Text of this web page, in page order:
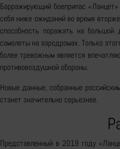
Барражирующий боеприпас
себя ниже ожиданий во время
способность поражать на
самолеты на аэродромах. Только
более тревожным является
противовоздушной обороны.
Новые данные, собранные
станет значительно серьезнее.
Представленный в 2019 году